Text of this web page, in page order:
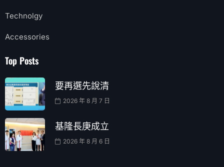
Technolgy
Accessories
Top Posts
要再選先說清
2026 年 8 月 7 日
基隆長庚成立
2026 年 8 月 6 日